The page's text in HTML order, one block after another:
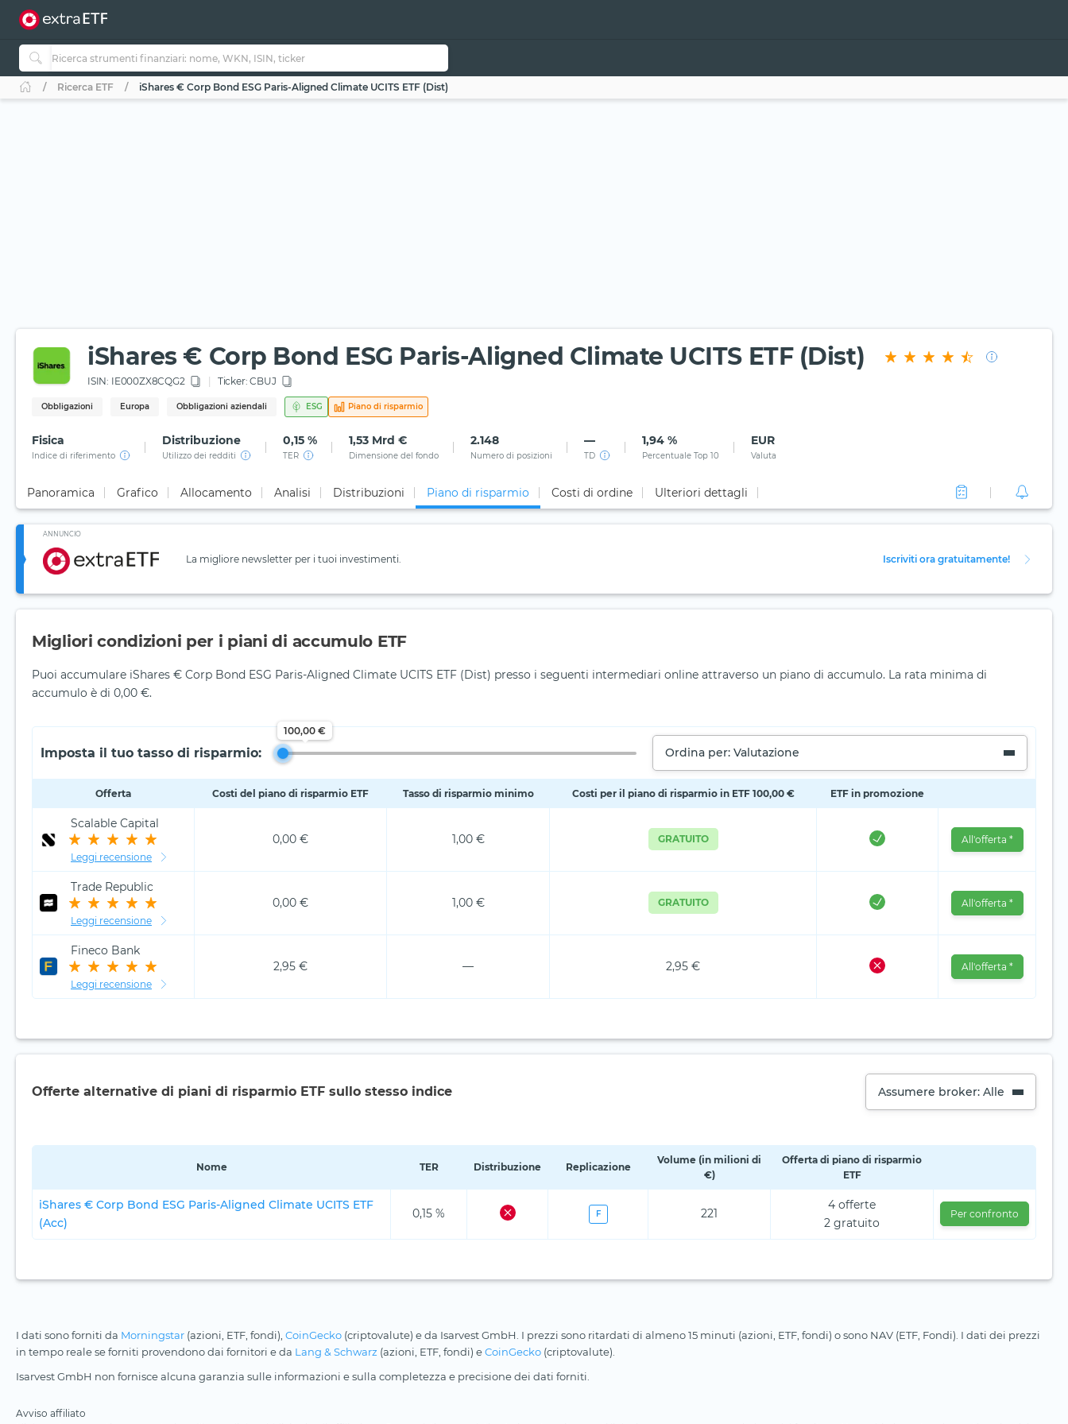
Ricerca ETF iShares € Corp Bond ESG Paris-Aligned Climate UCITS ETF (Dist)
iShares € Corp Bond ESG Paris-Aligned Climate UCITS ETF (Dist)
ISIN: IE000ZX8CQG2 Ticker: CBUJ
Obbligazioni Europa Obbligazioni aziendali ESG Piano di risparmio
Fisica
Indice di riferimento
Distribuzione
Utilizzo dei redditi
0,15 %
TER
1,53 Mrd €
Dimensione del fondo
2.148
Numero di posizioni
—
TD
1,94 %
Percentuale Top 10
EUR
Valuta
Panoramica Grafico Allocamento Analisi Distribuzioni Piano di risparmio Costi di ordine Ulteriori dettagli
ANNUNCIO
La migliore newsletter per i tuoi investimenti. Iscriviti ora gratuitamente!
Migliori condizioni per i piani di accumulo ETF
Puoi accumulare iShares € Corp Bond ESG Paris-Aligned Climate UCITS ETF (Dist) presso i seguenti intermediari online attraverso un piano di accumulo. La rata minima di
accumulo è di 0,00 €.
Imposta il tuo tasso di risparmio:
100,00 €
Ordina per: Valutazione
Offerta Costi del piano di risparmio ETF Tasso di risparmio minimo Costi per il piano di risparmio in ETF 100,00 € ETF in promozione
Scalable Capital
Leggi recensione
0,00 € 1,00 € GRATUITO All'offerta *
Trade Republic
Leggi recensione
0,00 € 1,00 € GRATUITO All'offerta *
Fineco Bank
Leggi recensione
2,95 € — 2,95 € All'offerta *
Offerte alternative di piani di risparmio ETF sullo stesso indice Assumere broker: Alle
Nome TER Distribuzione Replicazione
Volume (in milioni di
€)
Offerta di piano di risparmio
ETF
iShares € Corp Bond ESG Paris-Aligned Climate UCITS ETF
(Acc)
0,15 % F 221
4 offerte
2 gratuito
Per confronto
I dati sono forniti da Morningstar (azioni, ETF, fondi), CoinGecko (criptovalute) e da Isarvest GmbH. I prezzi sono ritardati di almeno 15 minuti (azioni, ETF, fondi) o sono NAV (ETF, Fondi). I dati dei prezzi
in tempo reale se forniti provendono dai fornitori e da Lang & Schwarz (azioni, ETF, fondi) eCoinGecko (criptovalute).
Isarvest GmbH non fornisce alcuna garanzia sulle informazioni e sulla completezza e precisione dei dati forniti.
Avviso affiliato